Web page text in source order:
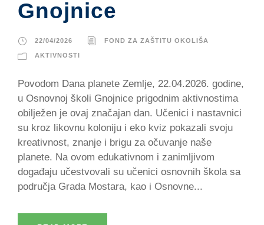
Gnojnice
22/04/2026 FOND ZA ZAŠTITU OKOLIŠA
AKTIVNOSTI
Povodom Dana planete Zemlje, 22.04.2026. godine,
u Osnovnoj školi Gnojnice prigodnim aktivnostima
obilježen je ovaj značajan dan. Učenici i nastavnici
su kroz likovnu koloniju i eko kviz pokazali svoju
kreativnost, znanje i brigu za očuvanje naše
planete. Na ovom edukativnom i zanimljivom
događaju učestvovali su učenici osnovnih škola sa
područja Grada Mostara, kao i Osnovne...